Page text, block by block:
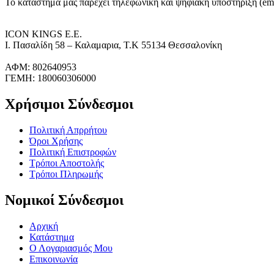
Το κατάστημα μας παρέχει τηλεφωνική και ψηφιακή υποστήριξη
ICON KINGS Ε.Ε.
Ι. Πασαλίδη 58 – Καλαμαρια, Τ.Κ 55134 Θεσσαλονίκη
ΑΦΜ: 802640953
ΓΕΜΗ: 180060306000
Χρήσιμοι Σύνδεσμοι
Πολιτική Απρρήτου
Όροι Χρήσης
Πολιτική Επιστροφών
Τρόποι Αποστολής
Τρόποι Πληρωμής
Νομικοί Σύνδεσμοι
Αρχική
Κατάστημα
Ο Λογαριασμός Μου
Επικοινωνία